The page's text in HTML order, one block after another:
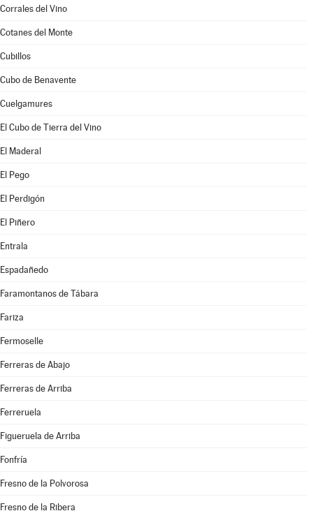
Corrales del Vino
Cotanes del Monte
Cubillos
Cubo de Benavente
Cuelgamures
El Cubo de Tierra del Vino
El Maderal
El Pego
El Perdigón
El Piñero
Entrala
Espadañedo
Faramontanos de Tábara
Fariza
Fermoselle
Ferreras de Abajo
Ferreras de Arriba
Ferreruela
Figueruela de Arriba
Fonfría
Fresno de la Polvorosa
Fresno de la Ribera